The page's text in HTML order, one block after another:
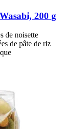
200 g
de noisette
de pâte de riz